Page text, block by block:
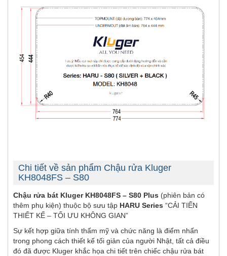
Chi tiết về sản phẩm Chậu rửa Kluger
KH8048FS – S80
Chậu rửa bát Kluger KH8048FS – S80 Plus (phiên bản có
thêm phụ kiện) thuộc bộ sưu tập HARU Series “CẢI TIẾN
THIẾT KẾ – TỐI ƯU KHÔNG GIAN”
Sự kết hợp giữa tính thẩm mỹ và chức năng là điểm nhấn
trong phong cách thiết kế tối giản của người Nhật, tất cả điều
đó đã được Kluger khắc họa chi tiết trên chiếc chậu rửa bát